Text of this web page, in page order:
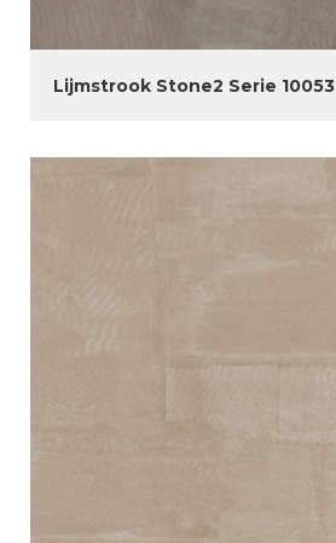
Lijmstrook Stone2 Serie 10053